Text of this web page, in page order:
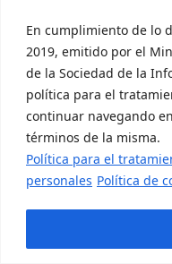
En cumplimiento de lo
2019, emitido por el
de la Sociedad de la
política para el
continuar navegando
términos de la misma.
Política para el
personales Política de